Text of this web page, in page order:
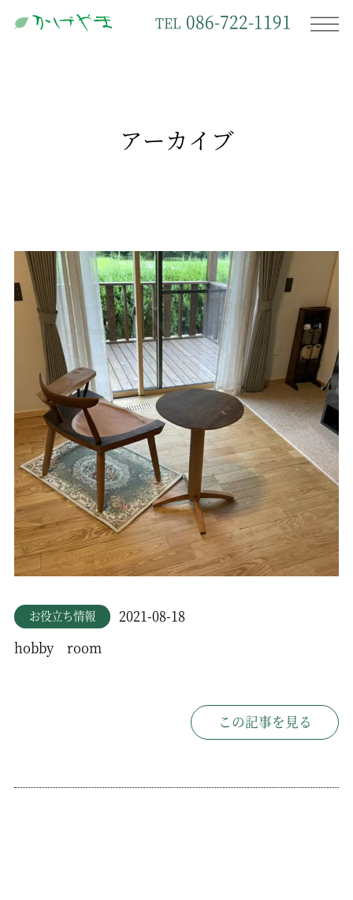
TEL 086-722-1191
アーカイブ
お役立ち情報
2021-08-18
hobby room
この記事を見る